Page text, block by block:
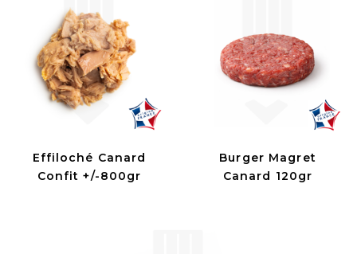
Effiloché Canard
Confit +/-800gr
Burger Magret
Canard 120gr